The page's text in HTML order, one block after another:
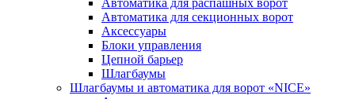
Автоматика для распашных ворот
Автоматика для секционных ворот
Аксессуары
Блоки управления
Цепной барьер
Шлагбаумы
Шлагбаумы и автоматика для ворот «NICE»